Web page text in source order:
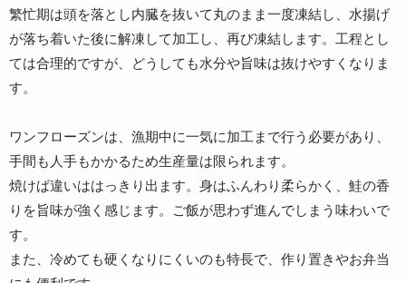
繁忙期は頭を落とし内臓を抜いて丸のまま一度凍結し、水揚げ
が落ち着いた後に解凍して加工し、再び凍結します。工程とし
ては合理的ですが、どうしても水分や旨味は抜けやすくなりま
す。
ワンフローズンは、漁期中に一気に加工まで行う必要があり、
手間も人手もかかるため生産量は限られます。
焼けば違いははっきり出ます。身はふんわり柔らかく、鮭の香
りを旨味が強く感じます。ご飯が思わず進んでしまう味わいで
す。
また、冷めても硬くなりにくいのも特長で、作り置きやお弁当